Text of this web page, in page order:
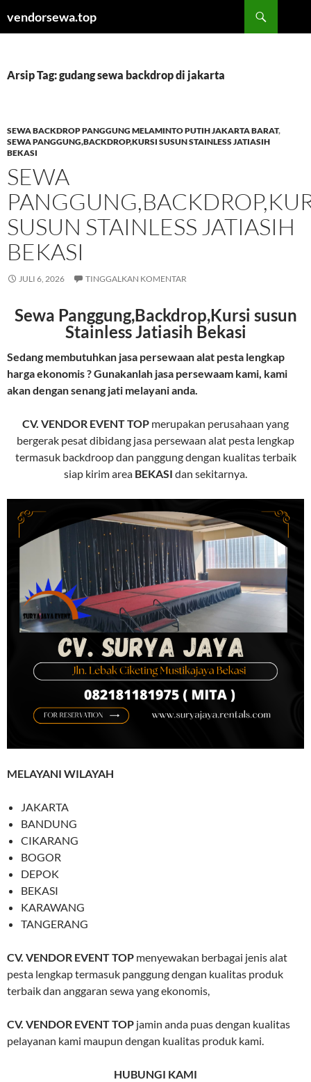
kevendorsewa.top
Arsip Tag: gudang sewa backdrop di jakarta
SEWA BACKDROP PANGGUNG MELAMINTO PUTIH JAKARTA BARAT,
SEWA PANGGUNG,BACKDROP,KURSI SUSUN STAINLESS JATIASIH
BEKASI
SEWA
SUSUN STAINLESS JATIASIH
BEKASI
JULI 6, 2026 TINGGALKAN KOMENTAR
Sewa Panggung,Backdrop,Kursi susun
Stainless Jatiasih Bekasi
Sedang membutuhkan jasa persewaan alat pesta lengkap
harga ekonomis ? Gunakanlah jasa persewaam kami, kami
akan dengan senang jati melayani anda.
CV. VENDOR EVENT TOP merupakan perusahaan yang
bergerak pesat dibidang jasa persewaan alat pesta lengkap
termasuk backdroop dan panggung dengan kualitas terbaik
siap kirim area BEKASI dan sekitarnya.
MELAYANI WILAYAH
JAKARTA
BANDUNG
CIKARANG
BOGOR
DEPOK
BEKASI
KARAWANG
TANGERANG
CV. VENDOR EVENT TOP menyewakan berbagai jenis alat
pesta lengkap termasuk panggung dengan kualitas produk
terbaik dan anggaran sewa yang ekonomis,
CV. VENDOR EVENT TOP jamin anda puas dengan kualitas
pelayanan kami maupun dengan kualitas produk kami.
HUBUNGI KAMI